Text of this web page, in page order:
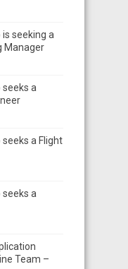
seeking a
Manager
seeks a
seeks a Flight
seeks a
Team –